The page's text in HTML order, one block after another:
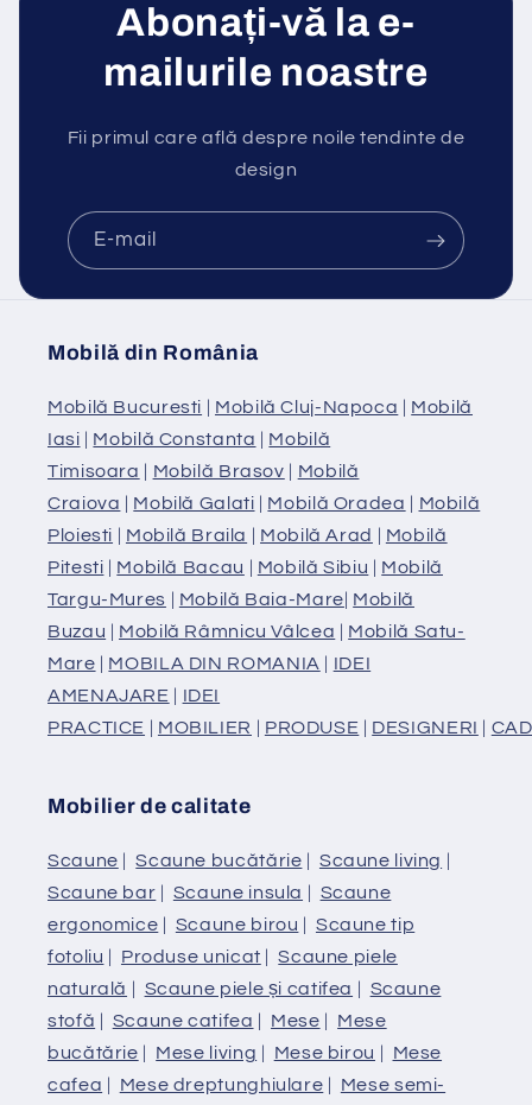
Abonați-vă la e-
mailurile noastre
Fii primul care află despre noile tendinte de
design
E-mail
Mobilă din România
Mobilă Bucuresti | Mobilă Cluj-Napoca | Mobilă
Iasi | Mobilă Constanta | Mobilă
Timisoara | Mobilă Brasov | Mobilă
Craiova | Mobilă Galati | Mobilă Oradea | Mobilă
Ploiesti | Mobilă Braila | Mobilă Arad | Mobilă
Pitesti | Mobilă Bacau | Mobilă Sibiu | Mobilă
Targu-Mures | Mobilă Baia-Mare| Mobilă
Buzau | Mobilă Râmnicu Vâlcea | Mobilă Satu-
Mare | MOBILA DIN ROMANIA | IDEI
AMENAJARE | IDEI
PRACTICE | MOBILIER | PRODUSE | DESIGNERI |
Mobilier de calitate
Scaune |Scaune bucătărie | Scaune living |
Scaune bar | Scaune insula | Scaune
ergonomice | Scaune birou | Scaune tip
fotoliu | Produse unicat |Scaune piele
naturală | Scaune piele și catifea | Scaune
stofă | Scaune catifea | Mese | Mese
bucătărie | Mese living | Mese birou | Mese
cafea | Mese dreptunghiulare | Mese semi-